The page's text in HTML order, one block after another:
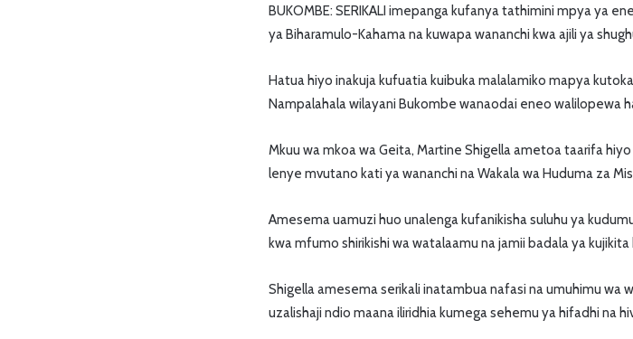
BUKOMBE: SERIKALI imepanga kufanya tathimini mpya ya
ya Biharamulo-Kahama na kuwapa wananchi kwa ajili ya
Hatua hiyo inakuja kufuatia kuibuka malalamiko mapya
Nampalahala wilayani Bukombe wanaodai eneo walilopewa
Mkuu wa mkoa wa Geita, Martine Shigella ametoa taarifa
lenye mvutano kati ya wananchi na Wakala wa Huduma za
Amesema uamuzi huo unalenga kufanikisha suluhu ya
kwa mfumo shirikishi wa watalaamu na jamii badala ya
Shigella amesema serikali inatambua nafasi na umuhimu wa
uzalishaji ndio maana iliridhia kumega sehemu ya hifadhi na